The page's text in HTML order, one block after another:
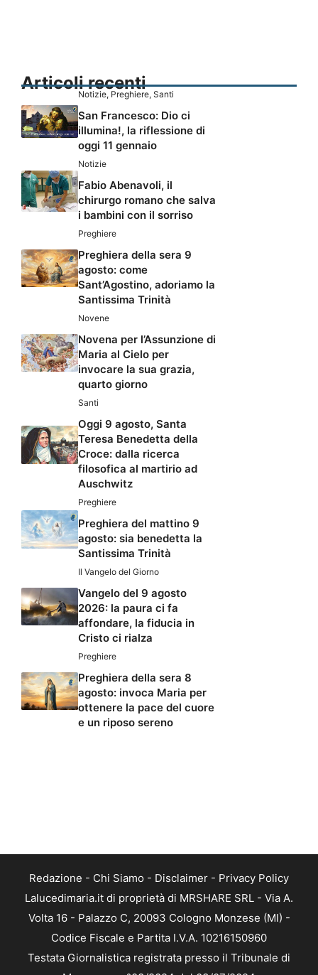
Articoli recenti
Notizie, Preghiere, Santi
San Francesco: Dio ci
illumina!, la riflessione di
oggi 11 gennaio
Notizie
Fabio Abenavoli, il
chirurgo romano che salva
i bambini con il sorriso
Preghiere
Preghiera della sera 9
agosto: come
Sant’Agostino, adoriamo la
Santissima Trinità
Novene
Novena per l’Assunzione di
Maria al Cielo per
invocare la sua grazia,
quarto giorno
Santi
Oggi 9 agosto, Santa
Teresa Benedetta della
Croce: dalla ricerca
filosofica al martirio ad
Auschwitz
Preghiere
Preghiera del mattino 9
agosto: sia benedetta la
Santissima Trinità
Il Vangelo del Giorno
Vangelo del 9 agosto
2026: la paura ci fa
affondare, la fiducia in
Cristo ci rialza
Preghiere
Preghiera della sera 8
agosto: invoca Maria per
ottenere la pace del cuore
e un riposo sereno
Redazione - Chi Siamo - Disclaimer - Privacy Policy
Lalucedimaria.it di proprietà di MRSHARE SRL - Via A.
Volta 16 - Palazzo C, 20093 Cologno Monzese (MI) -
Codice Fiscale e Partita I.V.A. 10216150960
Testata Giornalistica registrata presso il Tribunale di